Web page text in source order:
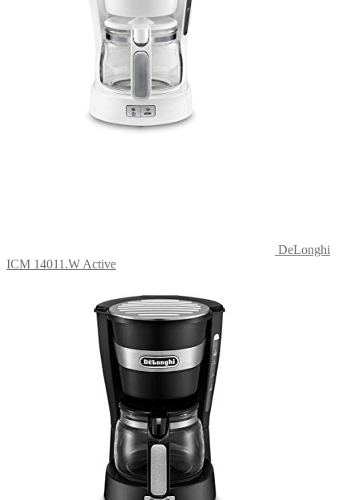
DeLonghi
ICM 14011.W Active